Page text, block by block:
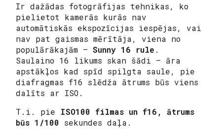
Ir dažādas fotogrāfijas tehnikas, ko
pielietot kamerās kurās nav
automātiskās ekspozīcijas iespējas, vai
nav pat gaismas mērītāja, viena no
populārākajām – Sunny 16 rule .
Saulaino 16 likums skan šādi – āra
apstākļos kad spīd spilgta saule, pie
diafragmas f16 slēdža ātrums būs viens
dalīts ar ISO.
T.i. pie ISO100 filmas un f16, ātrums
būs 1/100 sekundes daļa.